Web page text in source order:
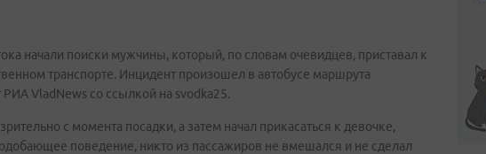
начали поиски мужчины, который, по словам очевидцев, приставал к
транспорте. Инцидент произошел в автобусе маршрута
VladNews со ссылкой на svodka25.
с момента посадки, а затем начал прикасаться к девочке,
поведение, никто из пассажиров не вмешался и не сделал